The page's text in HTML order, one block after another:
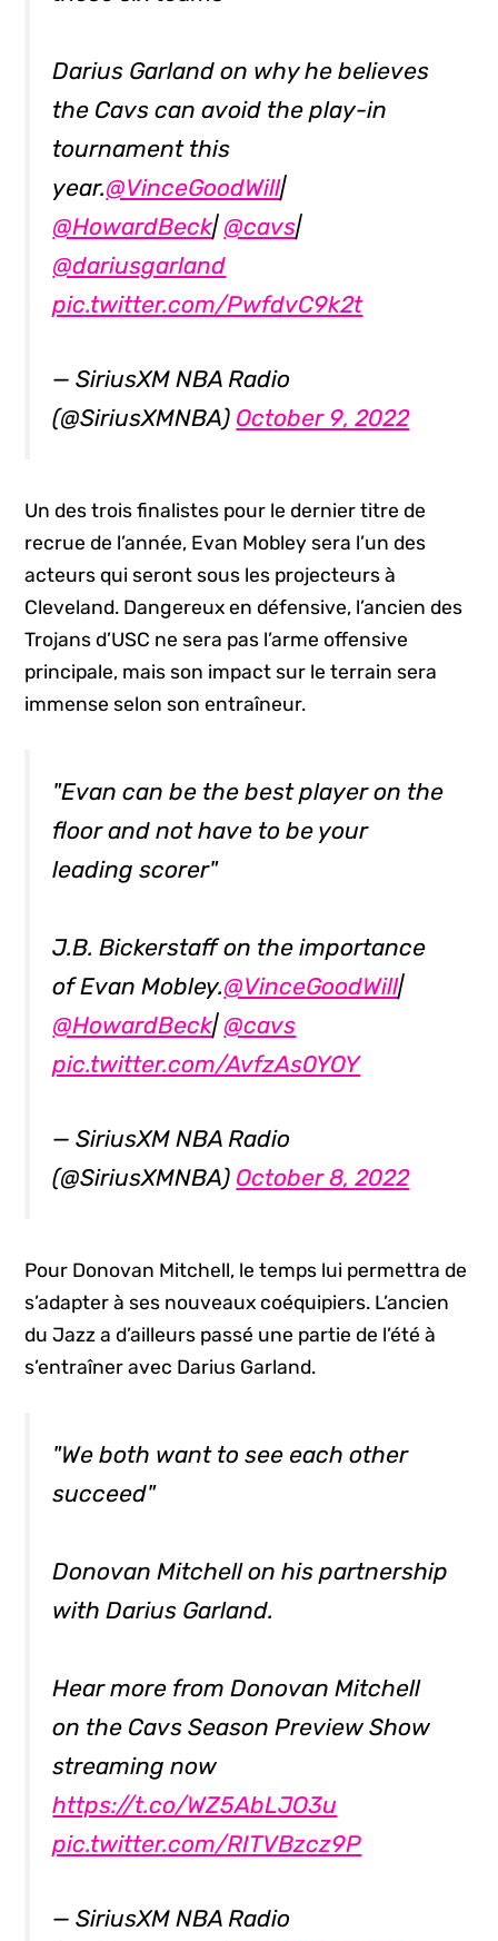
Darius Garland on why he believes
the Cavs can avoid the play-in
tournament this
year.@VinceGoodWill|
@HowardBeck| @cavs|
@dariusgarland
pic.twitter.com/PwfdvC9k2t
— SiriusXM NBA Radio
(@SiriusXMNBA) October 9, 2022
Un des trois finalistes pour le dernier titre de
recrue de l’année, Evan Mobley sera l’un des
acteurs qui seront sous les projecteurs à
Cleveland. Dangereux en défensive, l’ancien des
Trojans d’USC ne sera pas l’arme offensive
principale, mais son impact sur le terrain sera
immense selon son entraîneur.
"Evan can be the best player on the
floor and not have to be your
leading scorer"
J.B. Bickerstaff on the importance
of Evan Mobley.@VinceGoodWill|
@HowardBeck| @cavs
pic.twitter.com/AvfzAs0YOY
— SiriusXM NBA Radio
(@SiriusXMNBA) October 8, 2022
Pour Donovan Mitchell, le temps lui permettra de
s’adapter à ses nouveaux coéquipiers. L’ancien
du Jazz a d’ailleurs passé une partie de l’été à
s’entraîner avec Darius Garland.
"We both want to see each other
succeed"
Donovan Mitchell on his partnership
with Darius Garland.
Hear more from Donovan Mitchell
on the Cavs Season Preview Show
streaming now
https://t.co/WZ5AbLJO3u
pic.twitter.com/RITVBzcz9P
— SiriusXM NBA Radio